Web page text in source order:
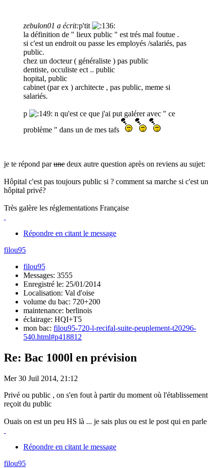
zebulon01 a écrit:p'tit
la définition de " lieux public " est trés mal foutue .
si c'est un endroit ou passe les employés /salariés, pas
public.
chez un docteur ( généraliste ) pas public
dentiste, occuliste ect .. public
hopital, public
cabinet (par ex ) architecte , pas public, meme si
salariés.
p
n qu'est ce que j'ai put galérer avec " ce
problème " dans un de mes tafs
je te répond parune deux autre question après on reviens au sujet:
Hôpital c'est pas toujours public si ? comment sa marche si c'est un
hôpital privé?
Très galère les réglementations Française
Répondre en citant le message
filou95
filou95
Messages: 3555
Enregistré le: 25/01/2014
Localisation: Val d'oise
volume du bac: 720+200
maintenance: berlinois
éclairage: HQI+T5
mon bac: filou95-720-l-recifal-suite-peuplement-t20296-
540.html#p418812
Re: Bac 1000l en prévision
Mer 30 Juil 2014, 21:12
Privé ou public , on s'en fout à partir du moment où l'établissement
reçoit du public
Ouais on est un peu HS là ... je sais plus ou est le post qui en parle
Répondre en citant le message
filou95